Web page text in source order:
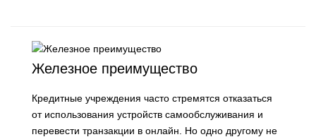
Железное преимущество
Кредитные учреждения часто стремятся отказаться
от использования устройств самообслуживания и
перевести транзакции в онлайн. Но одно другому не